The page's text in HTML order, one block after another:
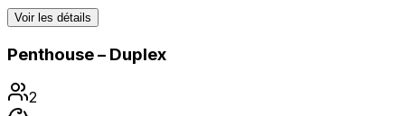
Voir les détails
Penthouse – Duplex
2